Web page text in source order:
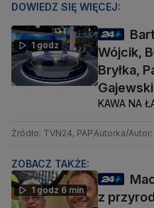
1 godz
DOWIEDZ SIĘ WIĘCEJ:
Wójcik,
Bryłka,
Gajewski
KAWA NA
Źródło: TVN24, PAPAutorka/
ZOBACZ TAKŻE:
1 godz 6 min
z